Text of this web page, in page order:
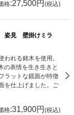
格:27,500円 (税込)
見 壁掛けミラ
われる銘木を使用。
の表情を生き生きと
ラットな鏡面が特徴
を仕上げました。ご
格:31,900円 (税込)